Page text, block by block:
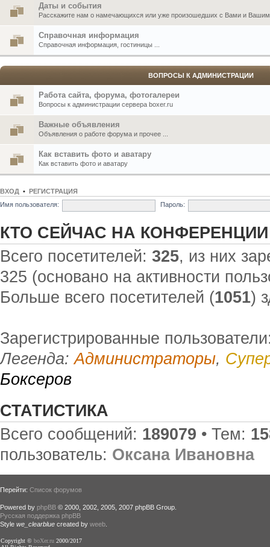
Даты и события
Расскажите нам о намечающихся или уже произошедших с Вами и
Справочная информация
Справочная информация, гостиницы ...
ВОПРОСЫ К АДМИНИСТРАЦИИ
Работа сайта, форума, фотогалереи
Вопросы к администрации сервера boxer.ru
Важные объявления
Объявления о работе форума и прочее ...
Как вставить фото и аватару
Как вставить фото и аватару
ВХОД • РЕГИСТРАЦИЯ
Имя пользователя:
Пароль:
КТО СЕЙЧАС НА КОНФЕРЕНЦИИ
Всего посетителей: 325, из них
325 (основано на активности
Больше всего посетителей (1051)
Зарегистрированные
Легенда:Администраторы,
Боксеров
СТАТИСТИКА
Всего сообщений: 189079 • Тем:
пользователь: Оксана Ивановна
Перейти: Список форумов
Powered by phpBB © 2000, 2002, 2005, 2007 phpBB Group.
Русская поддержка phpBB
Style we_clearblue created by weeb
Copyright © boXer.ru 2000/2017